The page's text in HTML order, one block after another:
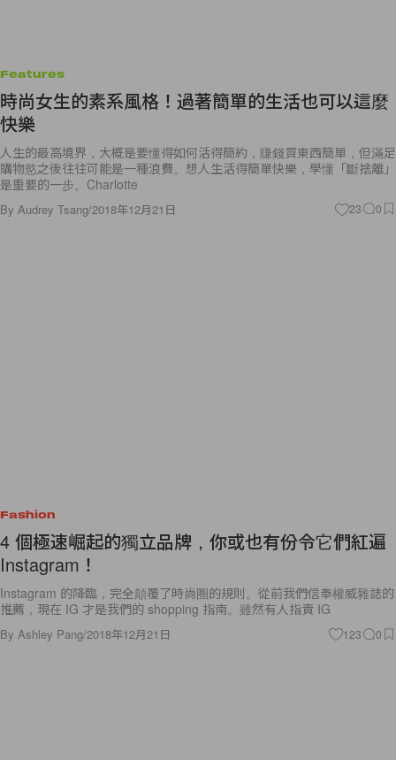
Features
時尚女生的素系風格！過著簡單的生活也可以這麼
快樂
人生的最高境界，大概是要懂得如何活得簡約，賺錢買東西簡單，但滿足
購物慾之後往往可能是一種浪費。想人生活得簡單快樂，學懂「斷捨離」
是重要的一步。Charlotte
By Audrey Tsang/2018年12月21日 23 0
Fashion
4 個極速崛起的獨立品牌，你或也有份令它們紅遍
Instagram！
Instagram 的降臨，完全顛覆了時尚圈的規則。從前我們信奉權威雜誌的
推薦，現在 IG 才是我們的 shopping 指南。雖然有人指責 IG
By Ashley Pang/2018年12月21日 123 0